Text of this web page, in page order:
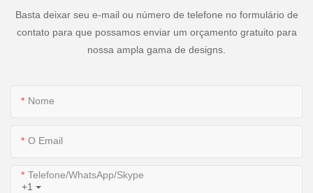
Basta deixar seu e-mail ou número de telefone no formulário de
contato para que possamos enviar um orçamento gratuito para
nossa ampla gama de designs.
Nome
O Email
+1
Telefone/WhatsApp/Skype